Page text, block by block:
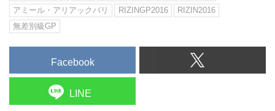
アミール・アリアックバリ
RIZINGP2016
RIZIN2016
無差別級GP
Facebook
LINE